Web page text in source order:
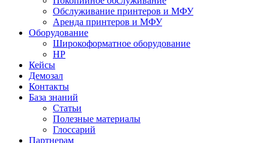
Обслуживание принтеров и МФУ
Аренда принтеров и МФУ
Оборудование
Широкоформатное оборудование
HP
Кейсы
Демозал
Контакты
База знаний
Статьи
Полезные материалы
Глоссарий
Партнерам